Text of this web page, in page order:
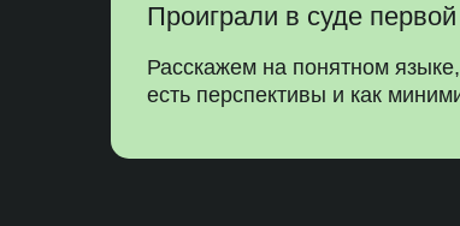
Расскажем на понятном
есть перспективы и как
Проиграли в суде